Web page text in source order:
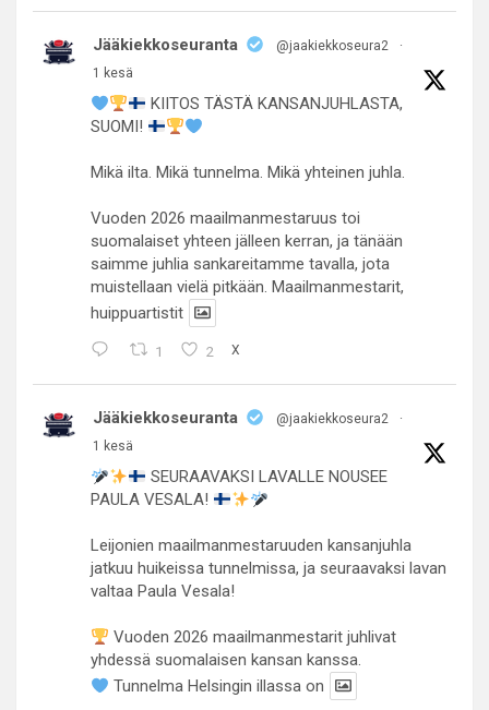
Jääkiekkoseuranta @jaakiekkoseura2
·
1 kesä
KIITOS TÄSTÄ KANSANJUHLASTA,
SUOMI!
Mikä ilta. Mikä tunnelma. Mikä yhteinen juhla.
Vuoden 2026 maailmanmestaruus toi
suomalaiset yhteen jälleen kerran, ja tänään
saimme juhlia sankareitamme tavalla, jota
muistellaan vielä pitkään. Maailmanmestarit,
huippuartistit
1 2 X
Jääkiekkoseuranta @jaakiekkoseura2
·
1 kesä
SEURAAVAKSI LAVALLE NOUSEE
PAULA VESALA!
Leijonien maailmanmestaruuden kansanjuhla
jatkuu huikeissa tunnelmissa, ja seuraavaksi lavan
valtaa Paula Vesala!
Vuoden 2026 maailmanmestarit juhlivat
yhdessä suomalaisen kansan kanssa.
Tunnelma Helsingin illassa on